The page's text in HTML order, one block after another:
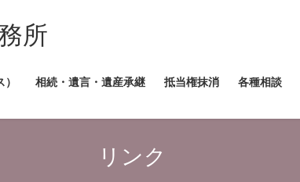
所
相続・遺言・遺産承継 抵当権抹消 各種相談
リンク